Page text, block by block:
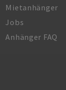
Mietanhänger
Jobs
Anhänger FAQ